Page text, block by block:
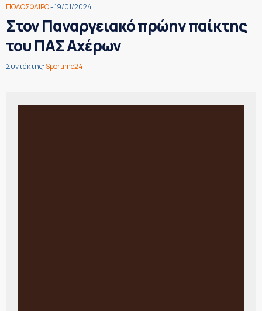
ΠΟΔΟΣΦΑΙΡΟ- 19/01/2024
Στον Παναργειακό πρώην παίκτης
του ΠΑΣ Αχέρων
Συντάκτης:Sportime24